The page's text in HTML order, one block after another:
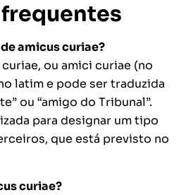
amicus curiae?
ou amici curiae (no
latim e pode ser traduzida
ou “amigo do Tribunal”.
para designar um tipo
que está previsto no
curiae?